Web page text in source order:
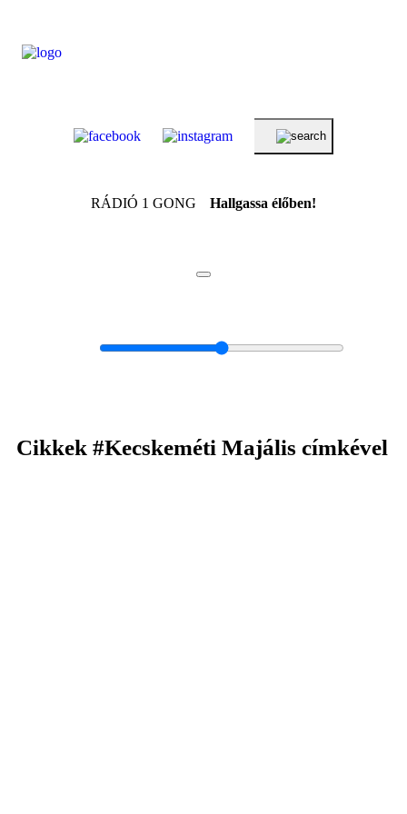
RÁDIÓ 1 GONG Hallgassa élőben!
Cikkek #Kecskeméti Majális címkével